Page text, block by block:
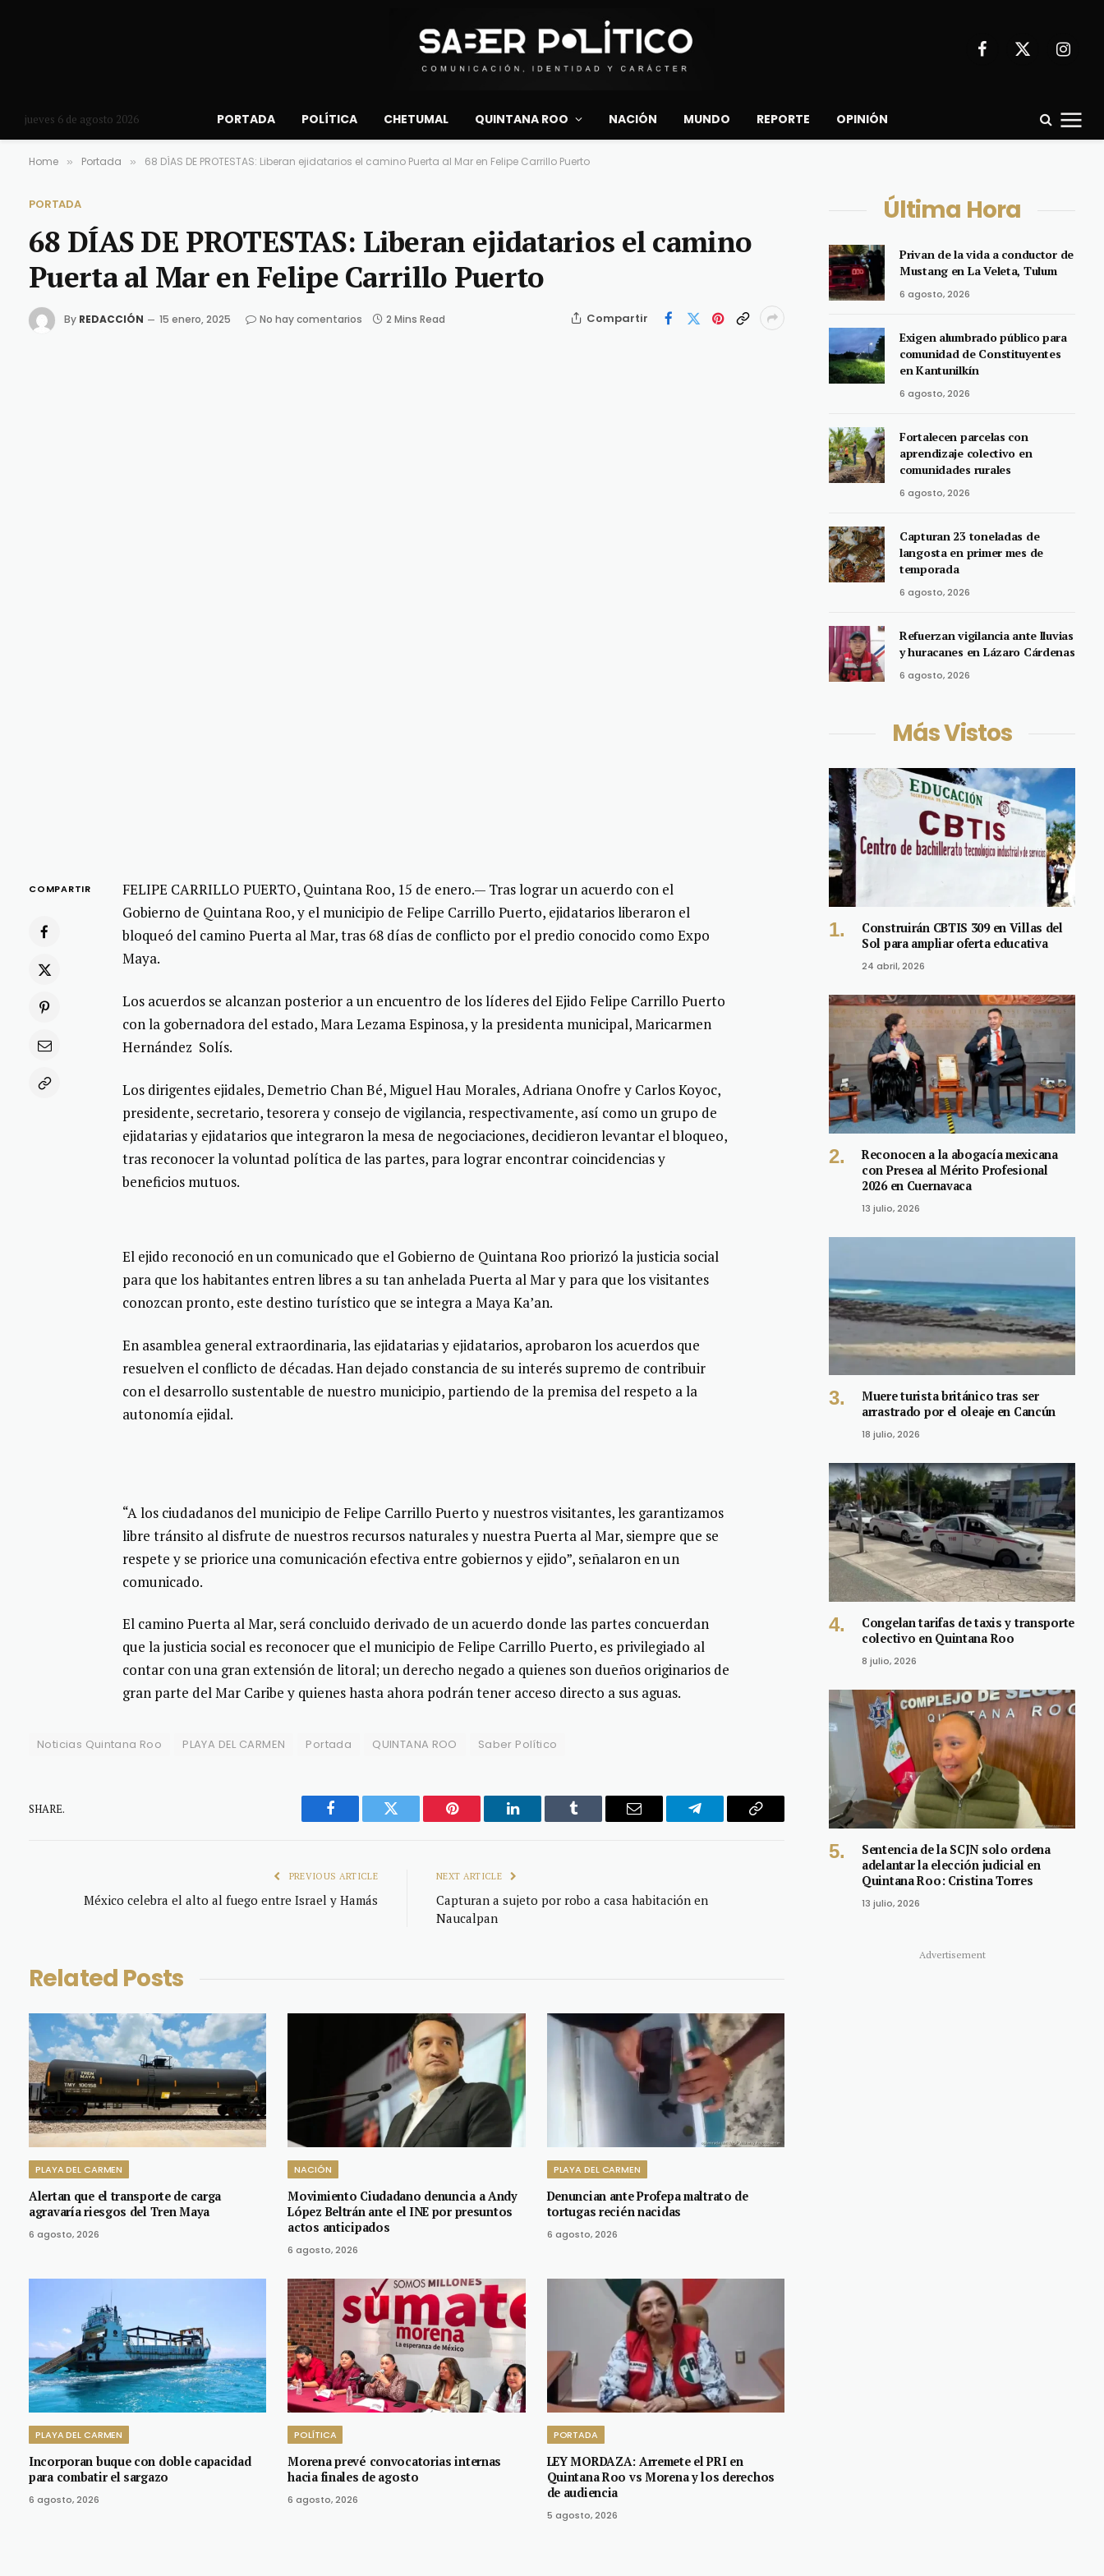
Facebook
X
jueves 6 de agosto 2026 PORTADA POLÍTICA CHETUMAL QUINTANA ROO NACIÓN MUNDO REPORTE OPINIÓN
Home » Portada » 68 DÍAS DE PROTESTAS: Liberan ejidatarios el camino Puerta al Mar en Felipe Carrillo Puerto
PORTADA
68 DÍAS DE PROTESTAS: Liberan ejidatarios el camino
Puerta al Mar en Felipe Carrillo Puerto
By REDACCIÓN 15 enero, 2025 No hay comentarios 2 Mins Read Compartir
COMPARTIR
FELIPE CARRILLO PUERTO, Quintana Roo, 15 de enero.— Tras lograr un acuerdo con el
Gobierno de Quintana Roo, y el municipio de Felipe Carrillo Puerto, ejidatarios liberaron el
bloqueó del camino Puerta al Mar, tras 68 días de conflicto por el predio conocido como Expo
Maya.
Los acuerdos se alcanzan posterior a un encuentro de los líderes del Ejido Felipe Carrillo Puerto
con la gobernadora del estado, Mara Lezama Espinosa, y la presidenta municipal, Maricarmen
Hernández Solís.
Los dirigentes ejidales, Demetrio Chan Bé, Miguel Hau Morales, Adriana Onofre y Carlos Koyoc,
presidente, secretario, tesorera y consejo de vigilancia, respectivamente, así como un grupo de
ejidatarias y ejidatarios que integraron la mesa de negociaciones, decidieron levantar el bloqueo,
tras reconocer la voluntad política de las partes, para lograr encontrar coincidencias y
beneficios mutuos.
El ejido reconoció en un comunicado que el Gobierno de Quintana Roo priorizó la justicia social
para que los habitantes entren libres a su tan anhelada Puerta al Mar y para que los visitantes
conozcan pronto, este destino turístico que se integra a Maya Ka’an.
En asamblea general extraordinaria, las ejidatarias y ejidatarios, aprobaron los acuerdos que
resuelven el conflicto de décadas. Han dejado constancia de su interés supremo de contribuir
con el desarrollo sustentable de nuestro municipio, partiendo de la premisa del respeto a la
autonomía ejidal.
“A los ciudadanos del municipio de Felipe Carrillo Puerto y nuestros visitantes, les garantizamos
libre tránsito al disfrute de nuestros recursos naturales y nuestra Puerta al Mar, siempre que se
respete y se priorice una comunicación efectiva entre gobiernos y ejido”, señalaron en un
comunicado.
El camino Puerta al Mar, será concluido derivado de un acuerdo donde las partes concuerdan
que la justicia social es reconocer que el municipio de Felipe Carrillo Puerto, es privilegiado al
contar con una gran extensión de litoral; un derecho negado a quienes son dueños originarios de
gran parte del Mar Caribe y quienes hasta ahora podrán tener acceso directo a sus aguas.
Noticias Quintana Roo PLAYA DEL CARMEN Portada QUINTANA ROO Saber Político
SHARE.
Facebook Twitter Pinterest LinkedIn Tumblr Email Telegram Copy
PREVIOUS ARTICLE
México celebra el alto al fuego entre Israel y Hamás
NEXT ARTICLE
Capturan a sujeto por robo a casa habitación en
Naucalpan
Related Posts
PLAYA DEL CARMEN
Alertan que el transporte de carga
agravaría riesgos del Tren Maya
6 agosto, 2026
NACIÓN
Movimiento Ciudadano denuncia a Andy
López Beltrán ante el INE por presuntos
actos anticipados
6 agosto, 2026
PLAYA DEL CARMEN
Denuncian ante Profepa maltrato de
tortugas recién nacidas
6 agosto, 2026
PLAYA DEL CARMEN
Incorporan buque con doble capacidad
para combatir el sargazo
6 agosto, 2026
POLÍTICA
Morena prevé convocatorias internas
hacia finales de agosto
6 agosto, 2026
PORTADA
LEY MORDAZA: Arremete el PRI en
Quintana Roo vs Morena y los derechos
de audiencia
5 agosto, 2026
Última Hora
Privan de la vida a conductor de
Mustang en La Veleta, Tulum
6 agosto, 2026
Exigen alumbrado público para
comunidad de Constituyentes
en Kantunilkín
6 agosto, 2026
Fortalecen parcelas con
aprendizaje colectivo en
comunidades rurales
6 agosto, 2026
Capturan 23 toneladas de
langosta en primer mes de
temporada
6 agosto, 2026
Refuerzan vigilancia ante lluvias
y huracanes en Lázaro Cárdenas
6 agosto, 2026
Más Vistos
Construirán CBTIS 309 en Villas del
Sol para ampliar oferta educativa
24 abril, 2026
Reconocen a la abogacía mexicana
con Presea al Mérito Profesional
2026 en Cuernavaca
13 julio, 2026
Muere turista británico tras ser
arrastrado por el oleaje en Cancún
18 julio, 2026
Congelan tarifas de taxis y transporte
colectivo en Quintana Roo
8 julio, 2026
Sentencia de la SCJN solo ordena
adelantar la elección judicial en
Quintana Roo: Cristina Torres
13 julio, 2026
Advertisement